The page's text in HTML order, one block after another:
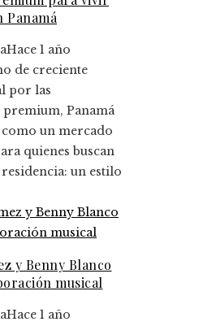
Panamá
Hace 1 año
de creciente
por las
Panamá
un mercado
quienes buscan
un estilo
y Benny Blanco
musical
Hace 1 año